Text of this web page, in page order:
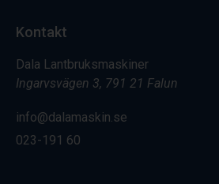
Kontakt
Dala Lantbruksmaskiner
Ingarvsvägen 3, 791 21 Falun
info@dalamaskin.se
023-191 60